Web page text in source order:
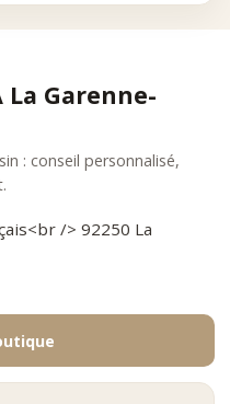
Garenne-
: conseil personnalisé,
/> 92250 La